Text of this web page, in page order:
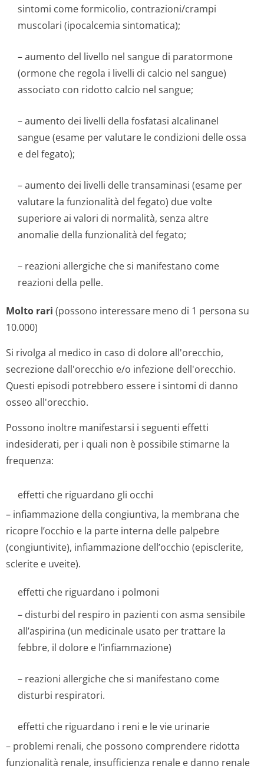
sintomi come formicolio, contrazioni/crampi
muscolari (ipocalcemia sintomatica);
– aumento del livello nel sangue di paratormone
(ormone che regola i livelli di calcio nel sangue)
associato con ridotto calcio nel sangue;
– aumento dei livelli della fosfatasi alcalinanel
sangue (esame per valutare le condizioni delle ossa
e del fegato);
– aumento dei livelli delle transaminasi (esame per
valutare la funzionalità del fegato) due volte
superiore ai valori di normalità, senza altre
anomalie della funzionalità del fegato;
– reazioni allergiche che si manifestano come
reazioni della pelle.
Molto rari (possono interessare meno di 1 persona su
10.000)
Si rivolga al medico in caso di dolore all'orecchio,
secrezione dall'orecchio e/o infezione dell'orecchio.
Questi episodi potrebbero essere i sintomi di danno
osseo all'orecchio.
Possono inoltre manifestarsi i seguenti effetti
indesiderati, per i quali non è possibile stimarne la
frequenza:
effetti che riguardano gli occhi
– infiammazione della congiuntiva, la membrana che
ricopre l’occhio e la parte interna delle palpebre
(congiuntivite), infiammazione dell’occhio (episclerite,
sclerite e uveite).
effetti che riguardano i polmoni
– disturbi del respiro in pazienti con asma sensibile
all’aspirina (un medicinale usato per trattare la
febbre, il dolore e l’infiammazione)
– reazioni allergiche che si manifestano come
disturbi respiratori.
effetti che riguardano i reni e le vie urinarie
– problemi renali, che possono comprendere ridotta
funzionalità renale, insufficienza renale e danno renale